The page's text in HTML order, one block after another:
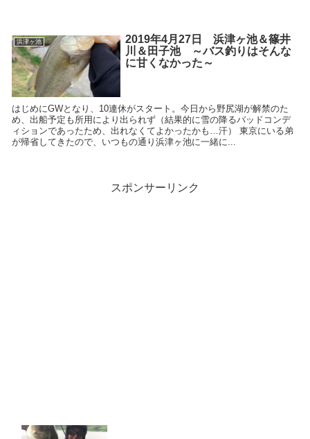
浜津ヶ池
2019年4月27日 浜津ヶ池＆篠井
川＆田子池 ～バス釣りはそんな
に甘くなかった～
はじめにGWとなり、10連休がスタート。今日から野尻湖が解禁のた
め、出船予定も所用により出られず（結果的に雪の降るバッドコンデ
ィションであったため、出れなくてよかったかも…汗） 東京にいる弟
が帰省してきたので、いつもの通り浜津ヶ池に一緒に...
スポンサーリンク